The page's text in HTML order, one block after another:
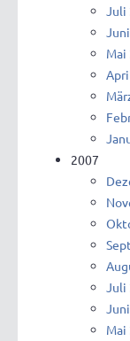
Juli
Mai
2007
Juli
Mai